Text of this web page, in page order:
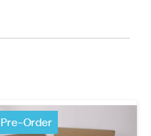
Pre-Order